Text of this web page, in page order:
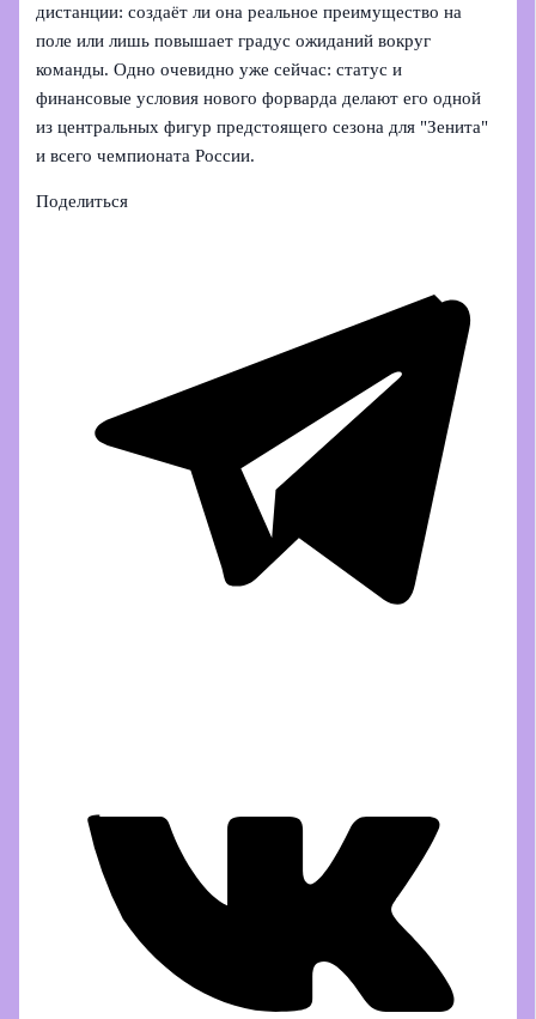
дистанции: создаёт ли она реальное преимущество на
поле или лишь повышает градус ожиданий вокруг
команды. Одно очевидно уже сейчас: статус и
финансовые условия нового форварда делают его одной
из центральных фигур предстоящего сезона для "Зенита"
и всего чемпионата России.
Поделиться